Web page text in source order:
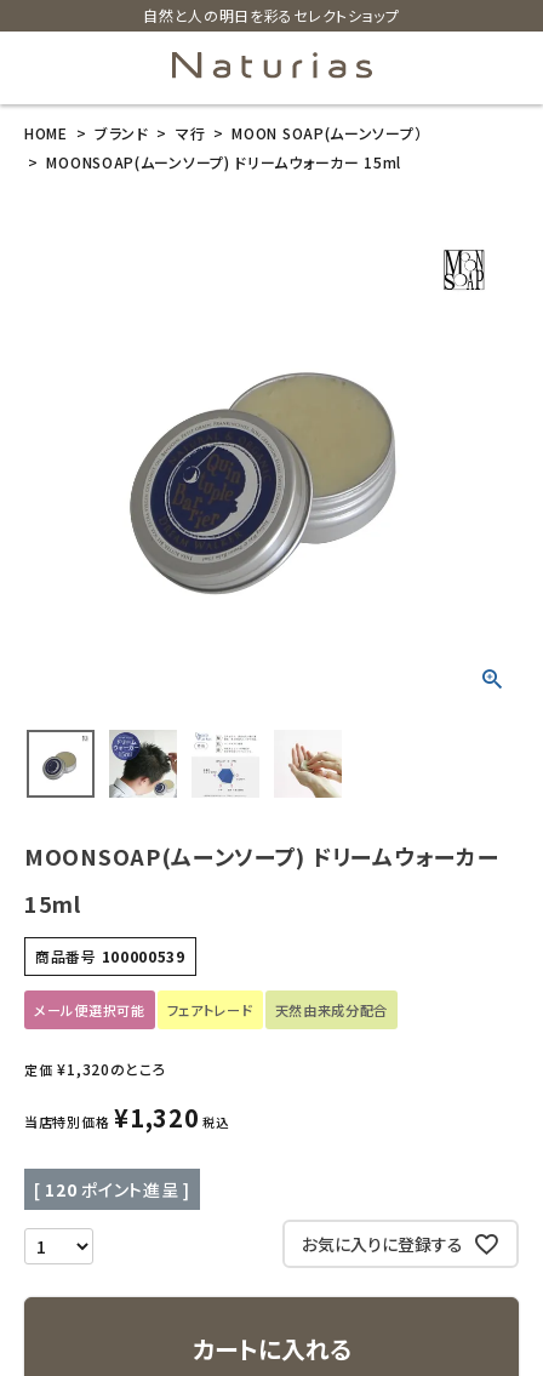
自然と人の明日を彩るセレクトショップ
search
美容・コスメ・香水
フェムケア
インナー・下着・ナイトウェア
キッズ・ベビー・マタニティ
キッチン用品
フード・ドリンク
ブランド
HOME ブランド マ行
MOON SOAP(ムーンソープ）
MOONSOAP(ムーンソープ) ドリームウォーカー 15ml
MOONSOAP(ムーンソープ) ドリームウォーカー
15ml
商品番号 100000539
メール便選択可能 フェアトレード 天然由来成分配合
定価 ¥1,320のところ
当店特別価格 ¥1,320 税込
[ 120 ポイント進呈 ]
お気に入りに登録する
カートに入れる